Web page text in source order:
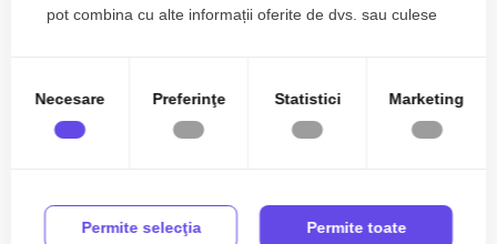
pot combina cu alte informații oferite de dvs. sau culese
Necesare Preferinţe Statistici Marketing
Permite selecţia Permite toate